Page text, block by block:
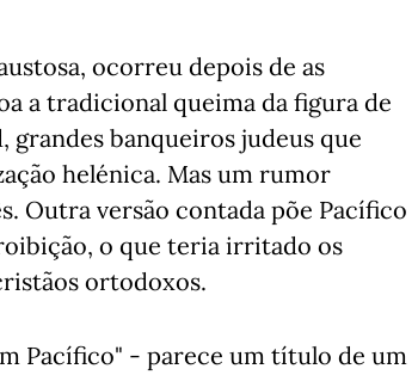
ocorreu depois de as
a tradicional queima da figura de
grandes banqueiros judeus que
helénica. Mas um rumor
Outra versão contada põe Pacífico
o que teria irritado os
ortodoxos.
Pacífico" - parece um título de um